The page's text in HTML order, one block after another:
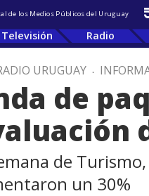
de los Medios Públicos del Uruguay
Televisión Radio
URUGUAY .
de
de
un 30%